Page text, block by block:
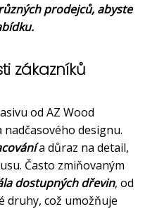
prodejců, abyste
zákazníků
od AZ Wood
designu.
a důraz na detail,
Často zmiňovaným
dostupných dřevin, od
druhy, což umožňuje